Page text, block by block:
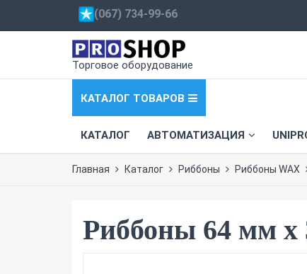
Торговое оборудование
КАТАЛОГ ТОВАРОВ
КАТАЛОГ АВТОМАТИЗАЦИЯ
(067) 734-99-66
Главная Каталог Риббоны Риббоны WAX
Риббоны 64 мм х